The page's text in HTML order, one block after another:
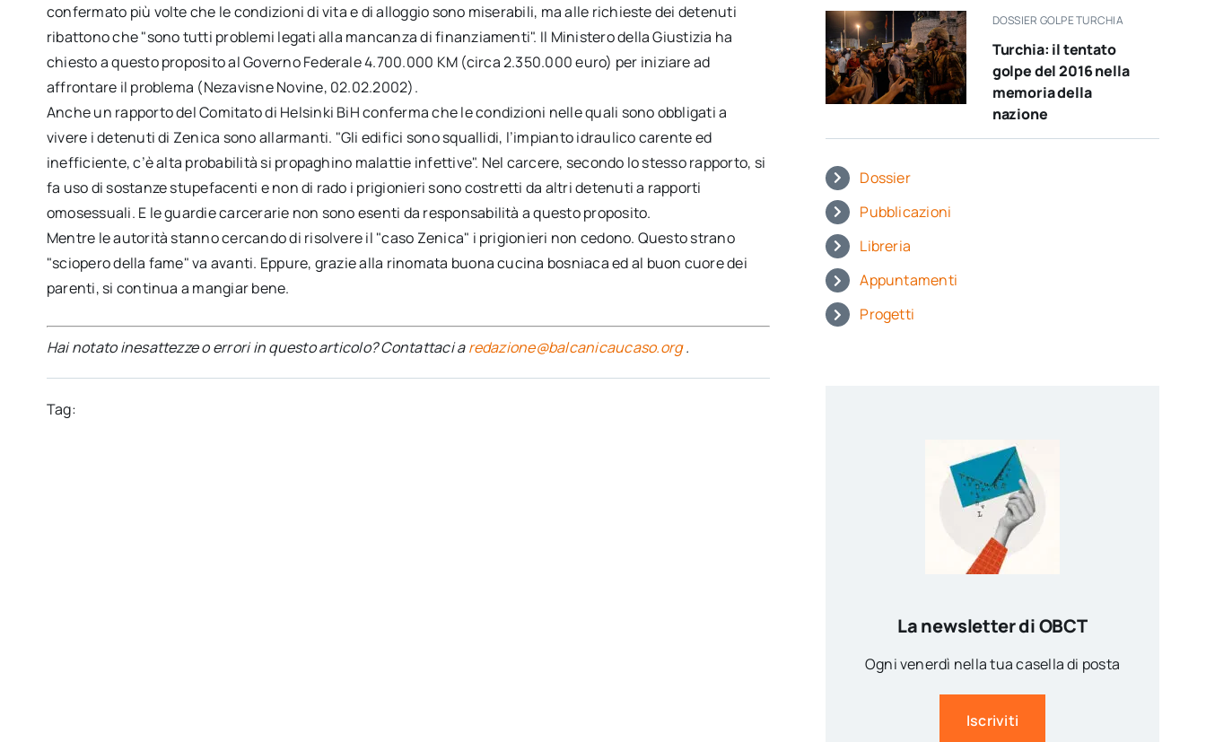
confermato più volte che le condizioni di vita e di alloggio sono miserabili, ma alle richieste dei detenuti
ribattono che "sono tutti problemi legati alla mancanza di finanziamenti". Il Ministero della Giustizia ha
chiesto a questo proposito al Governo Federale 4.700.000 KM (circa 2.350.000 euro) per iniziare ad
affrontare il problema (Nezavisne Novine, 02.02.2002).
Anche un rapporto del Comitato di Helsinki BiH conferma che le condizioni nelle quali sono obbligati a
vivere i detenuti di Zenica sono allarmanti. "Gli edifici sono squallidi, l’impianto idraulico carente ed
inefficiente, c’è alta probabilità si propaghino malattie infettive". Nel carcere, secondo lo stesso rapporto, si
fa uso di sostanze stupefacenti e non di rado i prigionieri sono costretti da altri detenuti a rapporti
omosessuali. E le guardie carcerarie non sono esenti da responsabilità a questo proposito.
Mentre le autorità stanno cercando di risolvere il "caso Zenica" i prigionieri non cedono. Questo strano
"sciopero della fame" va avanti. Eppure, grazie alla rinomata buona cucina bosniaca ed al buon cuore dei
parenti, si continua a mangiar bene.
Hai notato inesattezze o errori in questo articolo? Contattaci aredazione@balcanicaucaso.org.
Tag:
DOSSIER GOLPE TURCHIA
Turchia: il tentato
golpe del 2016 nella
memoria della
nazione
Dossier
Pubblicazioni
Libreria
Appuntamenti
Progetti
La newsletter di OBCT
Ogni venerdì nella tua casella di posta
Iscriviti